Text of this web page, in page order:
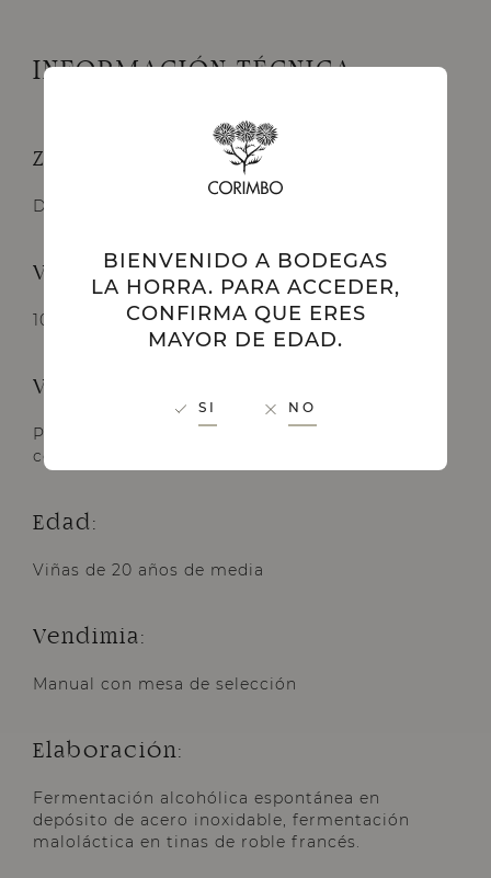
INFORMACIÓN TÉCNICA
Zona de producción:
D.O. Ribera del Duero
Variedades:
100% Tinta del País (Tempranillo)
Viñas:
Pequeñas parcelas en La Horra, Roa y pueblos
colindantes (Burgos). Cepas en vaso.
Edad:
Viñas de 20 años de media
Vendimia:
Manual con mesa de selección
Elaboración:
Fermentación alcohólica espontánea en
depósito de acero inoxidable, fermentación
maloláctica en tinas de roble francés.
BIENVENIDO A BODEGAS
LA HORRA. PARA ACCEDER,
CONFIRMA QUE ERES
MAYOR DE EDAD.
SI NO